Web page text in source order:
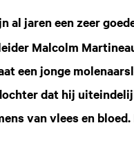
al jaren een zeer
Malcolm
een jonge
dat hij
van vlees en